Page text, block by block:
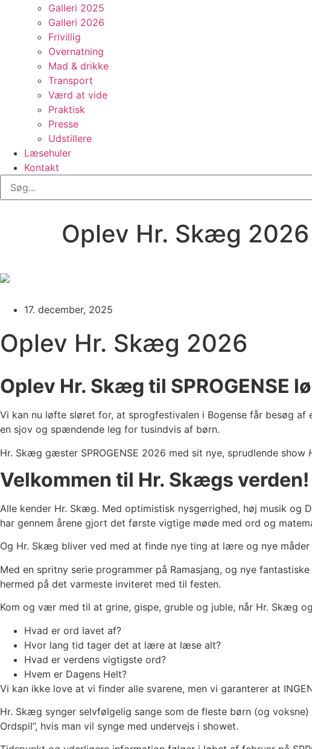
Galleri 2025
Galleri 2026
Frivillig
Overnatning
Mad & drikke
Transport
Værd at vide
Praktisk
Presse
Udstillere
Læsehuler
Kontakt
Oplev Hr. Skæg 2026
17. december, 2025
Oplev Hr. Skæg 2026
Oplev Hr. Skæg til SPROGENSE
Vi kan nu løfte sløret for, at sprogfestivalen i Bogense får besøg
en sjov og spændende leg for tusindvis af børn.
Hr. Skæg gæster SPROGENSE 2026 med sit nye, sprudlende show
Velkommen til Hr. Skægs verden!
Alle kender Hr. Skæg. Med optimistisk nysgerrighed, høj musik
har gennem årene gjort det første vigtige møde med ord og
Og Hr. Skæg bliver ved med at finde nye ting at lære og nye
Med en spritny serie programmer på Ramasjang, og nye
hermed på det varmeste inviteret med til festen.
Kom og vær med til at grine, gispe, gruble og juble, når Hr. Skæg
Hvad er ord lavet af?
Hvor lang tid tager det at lære at læse alt?
Hvad er verdens vigtigste ord?
Hvem er Dagens Helt?
Vi kan ikke love at vi finder alle svarene, men vi garanterer at
Hr. Skæg synger selvfølgelig sange som de fleste børn (og
Ordspil”, hvis man vil synge med undervejs i showet.